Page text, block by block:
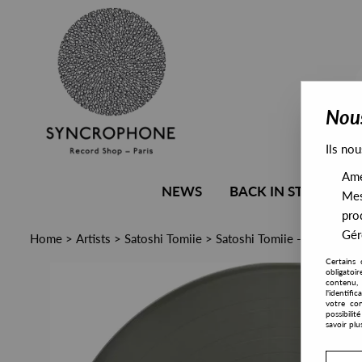
NEWS BACK IN STOCK
Home > Artists > Satoshi Tomiie > Satoshi Tomiie - 12B Dub
Ils
Certains
contenu,
votre
savoir